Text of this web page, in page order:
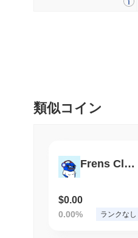
類似コイン
Frens Club
$0.00
0.00% ランクなし